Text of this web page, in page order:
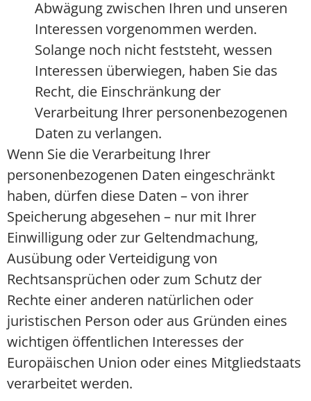
Abwägung zwischen Ihren und unseren
Interessen vorgenommen werden.
Solange noch nicht feststeht, wessen
Interessen überwiegen, haben Sie das
Recht, die Einschränkung der
Verarbeitung Ihrer personenbezogenen
Daten zu verlangen.
Wenn Sie die Verarbeitung Ihrer
personenbezogenen Daten eingeschränkt
haben, dürfen diese Daten – von ihrer
Speicherung abgesehen – nur mit Ihrer
Einwilligung oder zur Geltendmachung,
Ausübung oder Verteidigung von
Rechtsansprüchen oder zum Schutz der
Rechte einer anderen natürlichen oder
juristischen Person oder aus Gründen eines
wichtigen öffentlichen Interesses der
Europäischen Union oder eines Mitgliedstaats
verarbeitet werden.